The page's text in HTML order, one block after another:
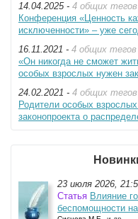
14.04.2025 - 4 общих тегов
Конференция «Ценность
исключенности» – уже
16.11.2021 - 4 общих тегов
«Он никогда не сможет
особых взрослых нужен
24.02.2021 - 4 общих тегов
Родители особых
законопроекта о
23 июля 2026,
Статья Влияние
беспомощности